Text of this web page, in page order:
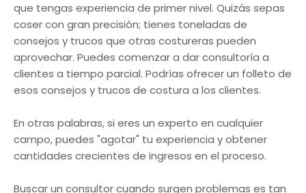
que tengas experiencia de primer nivel. Quizás sepas
coser con gran precisión; tienes toneladas de
consejos y trucos que otras costureras pueden
aprovechar. Puedes comenzar a dar consultoría a
clientes a tiempo parcial. Podrías ofrecer un folleto de
esos consejos y trucos de costura a los clientes.
En otras palabras, si eres un experto en cualquier
campo, puedes "agotar" tu experiencia y obtener
cantidades crecientes de ingresos en el proceso.
Buscar un consultor cuando surgen problemas es tan